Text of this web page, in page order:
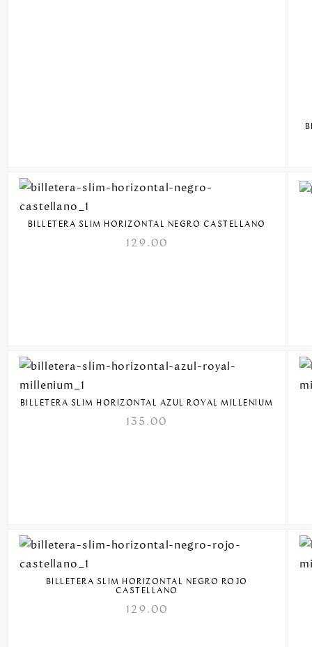
BILLETERA SLIM HORIZONTAL NEGRO CASTELLANO
129.00
BILLETERA SLIM HORIZONTAL AZUL ROYAL MILLENIUM
135.00
BILLETERA SLIM HORIZONTAL NEGRO ROJO
CASTELLANO
129.00